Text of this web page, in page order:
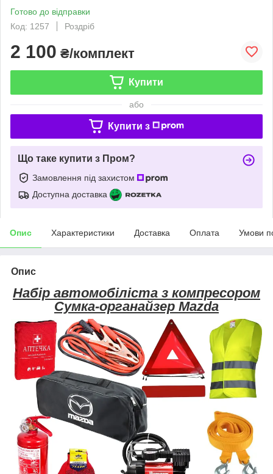
Готово до відправки
Код: 1257
Роздріб
2 100 ₴/комплект
Купити
або
Купити з
Що таке купити з Пром?
Замовлення під захистом
Доступна доставка
Опис Характеристики Доставка Оплата Умови
Опис
Набір автомобіліста з компресором
Сумка-органайзер Mazda